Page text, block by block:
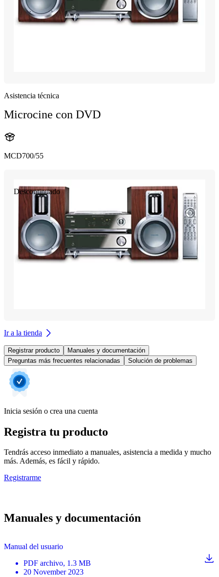
Asistencia técnica
Microcine con DVD
MCD700/55
Descontinuado
Ir a la tienda
Registrar producto
Manuales y documentación
Preguntas más frecuentes relacionadas
Solución de problemas
Inicia sesión o crea una cuenta
Registra tu producto
Tendrás acceso inmediato a manuales, asistencia a medida y mucho
más. Además, es fácil y rápido.
Registrarme
Manuales y documentación
Manual del usuario
PDF archivo, 1.3 MB
20 November 2023